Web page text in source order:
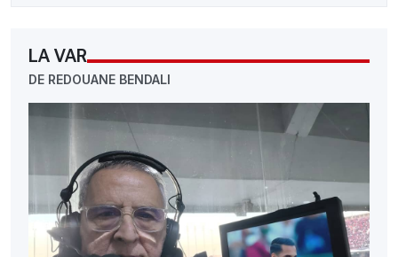
LA VAR
DE REDOUANE BENDALI